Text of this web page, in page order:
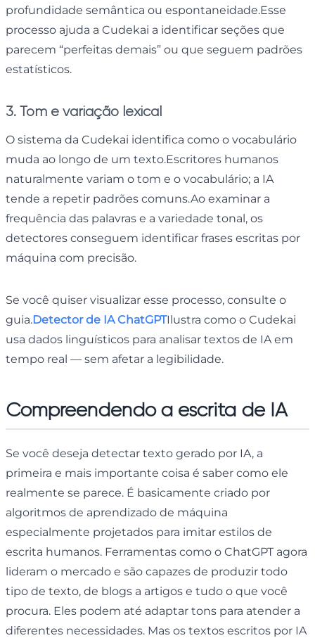
profundidade semântica ou espontaneidade.Esse
processo ajuda a Cudekai a identificar seções que
parecem “perfeitas demais” ou que seguem padrões
estatísticos.
3. Tom e variação lexical
O sistema da Cudekai identifica como o vocabulário
muda ao longo de um texto.Escritores humanos
naturalmente variam o tom e o vocabulário; a IA
tende a repetir padrões comuns.Ao examinar a
frequência das palavras e a variedade tonal, os
detectores conseguem identificar frases escritas por
máquina com precisão.
Se você quiser visualizar esse processo, consulte o
guia.Detector de IA ChatGPTIlustra como o Cudekai
usa dados linguísticos para analisar textos de IA em
tempo real — sem afetar a legibilidade.
Compreendendo a escrita de IA
Se você deseja detectar texto gerado por IA, a
primeira e mais importante coisa é saber como ele
realmente se parece. É basicamente criado por
algoritmos de aprendizado de máquina
especialmente projetados para imitar estilos de
escrita humanos. Ferramentas como o ChatGPT agora
lideram o mercado e são capazes de produzir todo
tipo de texto, de blogs a artigos e tudo o que você
procura. Eles podem até adaptar tons para atender a
diferentes necessidades. Mas os textos escritos por IA